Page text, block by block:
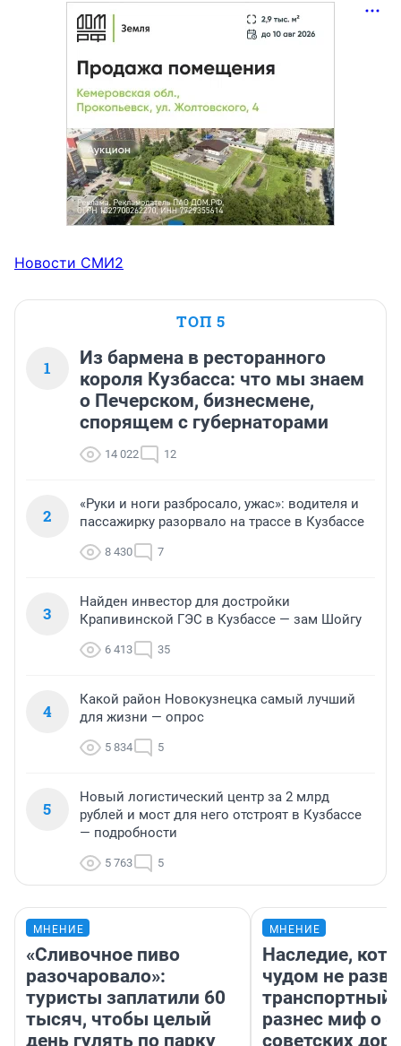
Новости СМИ2
ТОП 5
1
Из бармена в ресторанного
короля Кузбасса: что мы знаем
о Печерском, бизнесмене,
спорящем с губернаторами
14 022 12
2
«Руки и ноги разбросало, ужас»: водителя и
пассажирку разорвало на трассе в Кузбассе
8 430 7
3
Найден инвестор для достройки
Крапивинской ГЭС в Кузбассе — зам Шойгу
6 413 35
4
Какой район Новокузнецка самый лучший
для жизни — опрос
5 834 5
5
Новый логистический центр за 2 млрд
рублей и мост для него отстроят в Кузбассе
— подробности
5 763 5
МНЕНИЕ
«Сливочное пиво
разочаровало»:
туристы заплатили 60
тысяч, чтобы целый
день гулять по парку
МНЕНИЕ
Наследие,
чудом не
транспортный
разнес миф о
советских